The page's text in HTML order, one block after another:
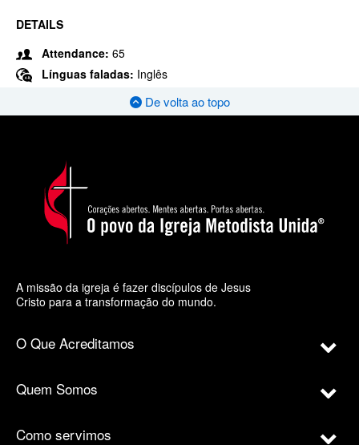
DETAILS
Attendance: 65
Línguas faladas: Inglês
De volta ao topo
A missão da igreja é fazer discípulos de Jesus
Cristo para a transformação do mundo.
O Que Acreditamos
Quem Somos
Como servimos